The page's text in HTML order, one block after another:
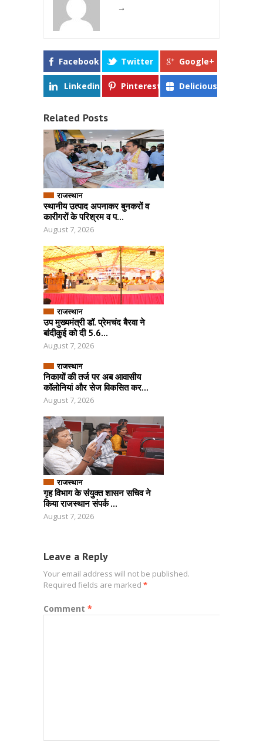
→
Facebook Twitter Google+
Linkedin Pinterest Delicious
Related Posts
राजस्थान
स्थानीय उत्पाद अपनाकर बुनकरों व
कारीगरों के परिश्रम व प...
August 7, 2026
राजस्थान
उप मुख्यमंत्री डॉ. प्रेमचंद बैरवा ने
बांदीकुई को दी 5.6...
August 7, 2026
राजस्थान
निकायों की तर्ज पर अब आवासीय
कॉलोनियां और सेज विकसित कर...
August 7, 2026
राजस्थान
गृह विभाग के संयुक्त शासन सचिव ने
किया राजस्थान संपर्क ...
August 7, 2026
Leave a Reply
Your email address will not be published.
Required fields are marked *
Comment *